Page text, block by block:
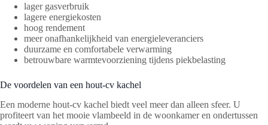
lager gasverbruik
lagere energiekosten
hoog rendement
meer onafhankelijkheid van energieleveranciers
duurzame en comfortabele verwarming
betrouwbare warmtevoorziening tijdens piekbelasting
De voordelen van een hout-cv kachel
Een moderne hout-cv kachel biedt veel meer dan alleen sfeer. U
profiteert van het mooie vlambeeld in de woonkamer en ondertussen